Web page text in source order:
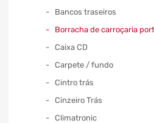
Bancos traseiros
Borracha de carroçaria
Caixa CD
Carpete / fundo
Cintro trás
Cinzeiro Trás
Climatronic